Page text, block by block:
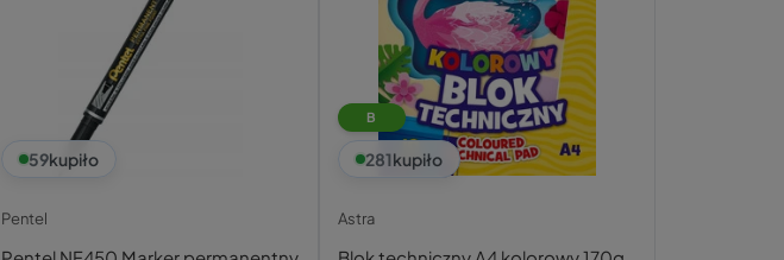
59kupiło
Pentel
B
281kupiło
Astra